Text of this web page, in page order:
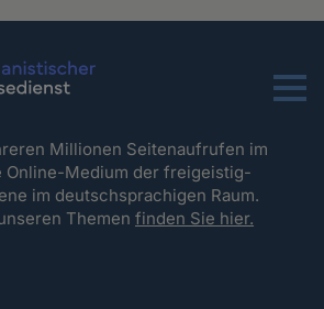
Menu
Millionen Seitenaufrufen im
Online-Medium der freigeistig-
im deutschsprachigen Raum.
Themenfinden Sie hier.